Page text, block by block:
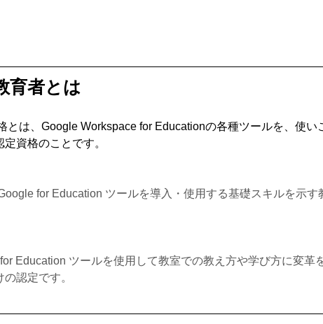
育者とは
とは、Google Workspace for Educationの各種ツールを、使い
資格のことです。
for Education ツールを導入・使用する基礎スキルを示す
Education ツールを使用して教室での教え方や学び方に変革
認定です。